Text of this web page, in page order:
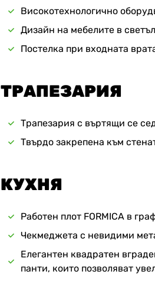
Високотехнологично
Дизайн на мебелите в
Постелка при входната
ТРАПЕЗАРИЯ
Трапезария с въртящи се
Твърдо закрепена към
КУХНЯ
Работен плот FORMICA в
Чекмеджета с невидими
Елегантен квадратен
панти, които позволяват